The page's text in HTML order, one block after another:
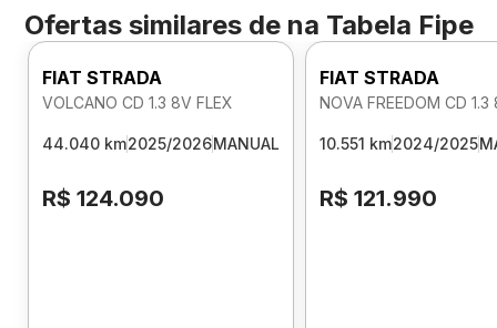
Ofertas similares de na Tabela Fipe
FIAT STRADA
VOLCANO CD 1.3 8V FLEX
44.040 km2025/2026MANUAL
R$ 124.090
FIAT STRADA
NOVA FREEDOM CD
10.551 km2024/2025
R$ 121.990